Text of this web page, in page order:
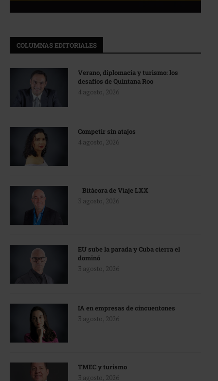
COLUMNAS EDITORIALES
Verano, diplomacia y turismo: los
desafíos de Quintana Roo
4 agosto, 2026
Competir sin atajos
4 agosto, 2026
Bitácora de Viaje LXX
3 agosto, 2026
EU sube la parada y Cuba cierra el
dominó
3 agosto, 2026
IA en empresas de cincuentones
3 agosto, 2026
TMEC y turismo
3 agosto, 2026